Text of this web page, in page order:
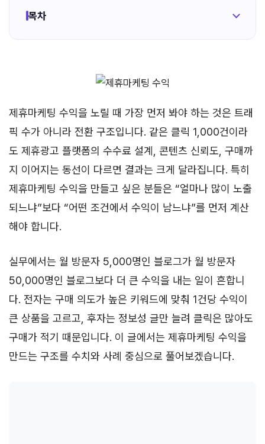
목차
제휴마케팅 수익을 노릴 때 가장 먼저 봐야 하는 것은 트래
픽 수가 아니라 전환 구조입니다. 같은 클릭 1,000건이라
도 제휴광고 플랫폼의 수수료 설계, 콘텐츠 신뢰도, 구매까
지 이어지는 동선이 다르면 결과는 크게 달라집니다. 특히
제휴마케팅 수익을 만들고 싶은 분들은 “얼마나 많이 노출
되느냐”보다 “어떤 조건에서 수익이 남느냐”를 먼저 계산
해야 합니다.
실무에서는 월 방문자 5,000명인 블로그가 월 방문자
50,000명인 블로그보다 더 큰 수익을 내는 일이 흔합니
다. 전자는 구매 의도가 높은 키워드에 맞춰 1건당 수익이
큰 상품을 고르고, 후자는 정보성 글만 늘려 클릭은 많아도
구매가 적기 때문입니다. 이 글에서는 제휴마케팅 수익을
만드는 구조를 수치와 사례 중심으로 풀어보겠습니다.